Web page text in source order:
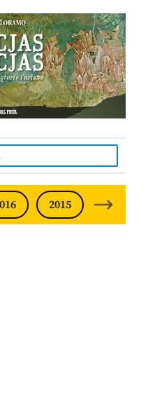
FRIULIAN MONTHLY
2015 2014